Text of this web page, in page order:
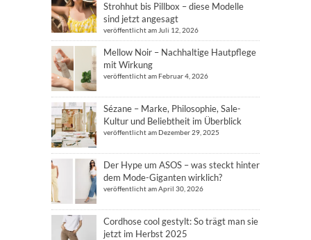
Strohhut bis Pillbox – diese Modelle
sind jetzt angesagt
veröffentlicht am Juli 12, 2026
Mellow Noir – Nachhaltige Hautpflege
mit Wirkung
veröffentlicht am Februar 4, 2026
Sézane – Marke, Philosophie, Sale-
Kultur und Beliebtheit im Überblick
veröffentlicht am Dezember 29, 2025
Der Hype um ASOS – was steckt hinter
dem Mode-Giganten wirklich?
veröffentlicht am April 30, 2026
Cordhose cool gestylt: So trägt man sie
jetzt im Herbst 2025